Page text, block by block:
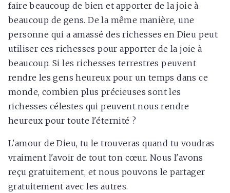
faire beaucoup de bien et apporter de la joie à
beaucoup de gens. De la même manière, une
personne qui a amassé des richesses en Dieu peut
utiliser ces richesses pour apporter de la joie à
beaucoup. Si les richesses terrestres peuvent
rendre les gens heureux pour un temps dans ce
monde, combien plus précieuses sont les
richesses célestes qui peuvent nous rendre
heureux pour toute l'éternité ?
L'amour de Dieu, tu le trouveras quand tu voudras
vraiment l'avoir de tout ton cœur. Nous l'avons
reçu gratuitement, et nous pouvons le partager
gratuitement avec les autres.